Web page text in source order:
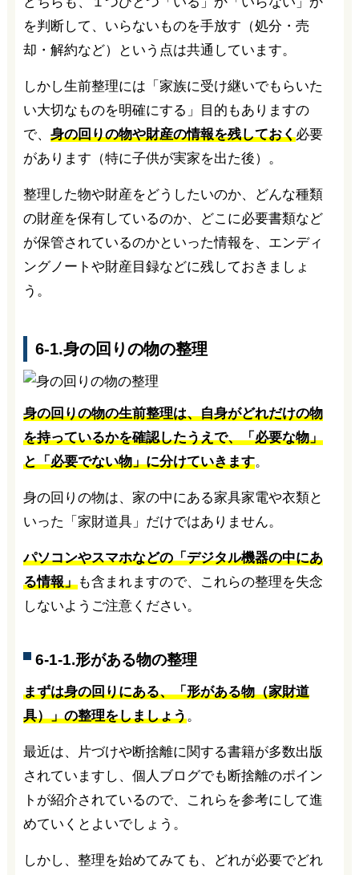
を判断して、いらないものを手放す（処分・売
却・解約など）という点は共通しています。
しかし生前整理には「家族に受け継いでもらいた
い大切なものを明確にする」目的もありますの
で、 身の回りの物や財産の情報を残しておく必要
があります（特に子供が実家を出た後）。
整理した物や財産をどうしたいのか、どんな種類
の財産を保有しているのか、どこに必要書類など
が保管されているのかといった情報を、エンディ
ングノートや財産目録などに残しておきましょ
う。
6-1.身の回りの物の整理
身の回りの物の生前整理は、自身がどれだけの物
を持っているかを確認したうえで、「必要な物」
と「必要でない物」に分けていきます。
身の回りの物は、家の中にある家具家電や衣類と
いった「家財道具」だけではありません。
パソコンやスマホなどの「デジタル機器の中にあ
る情報」も含まれますので、これらの整理を失念
しないようご注意ください。
6-1-1.形がある物の整理
まずは身の回りにある、「形がある物（家財道
具）」の整理をしましょう。
最近は、片づけや断捨離に関する書籍が多数出版
されていますし、個人ブログでも断捨離のポイン
トが紹介されているので、これらを参考にして進
めていくとよいでしょう。
しかし、整理を始めてみても、どれが必要でどれ